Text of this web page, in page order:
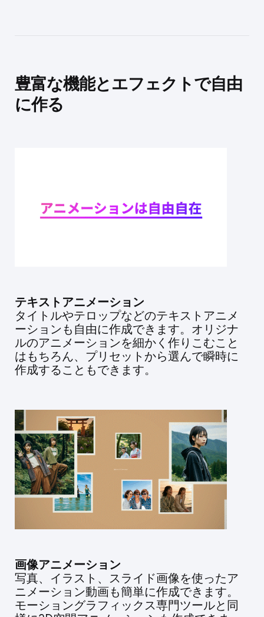
豊富な機能とエフェクトで自由
に作る
テキストアニメーション
タイトルやテロップなどのテキストアニメ
ーションも自由に作成できます。オリジナ
ルのアニメーションを細かく作りこむこと
はもちろん、プリセットから選んで瞬時に
作成することもできます。
画像アニメーション
写真、イラスト、スライド画像を使ったア
ニメーション動画も簡単に作成できます。
モーショングラフィックス専門ツールと同